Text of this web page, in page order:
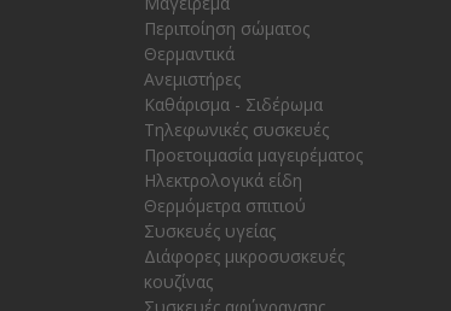
Περιποίηση σώματος
Θερμαντικά
Ανεμιστήρες
Καθάρισμα - Σιδέρωμα
Τηλεφωνικές συσκευές
Προετοιμασία μαγειρέματος
Ηλεκτρολογικά είδη
Θερμόμετρα σπιτιού
Συσκευές υγείας
Διάφορες μικροσυσκευές
κουζίνας